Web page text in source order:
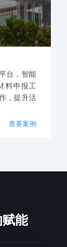
台，智能
料申报工
，提升活
查看案例
能